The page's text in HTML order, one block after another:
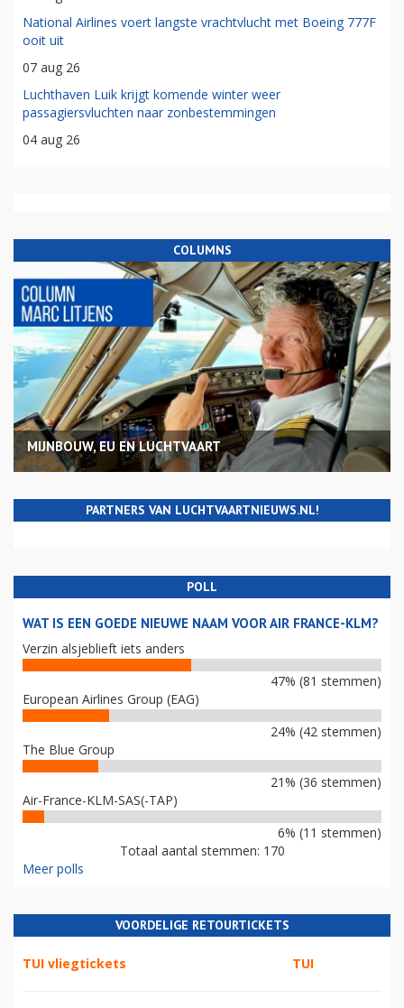
National Airlines voert langste vrachtvlucht met Boeing 777F
ooit uit
07 aug 26
Luchthaven Luik krijgt komende winter weer
passagiersvluchten naar zonbestemmingen
04 aug 26
COLUMNS
MIJNBOUW, EU EN LUCHTVAART
PARTNERS VAN LUCHTVAARTNIEUWS.NL!
POLL
WAT IS EEN GOEDE NIEUWE NAAM VOOR AIR FRANCE-KLM?
Verzin alsjeblieft iets anders
47% (81 stemmen)
European Airlines Group (EAG)
24% (42 stemmen)
The Blue Group
21% (36 stemmen)
Air-France-KLM-SAS(-TAP)
6% (11 stemmen)
Totaal aantal stemmen: 170
Meer polls
VOORDELIGE RETOURTICKETS
TUI vliegtickets TUI